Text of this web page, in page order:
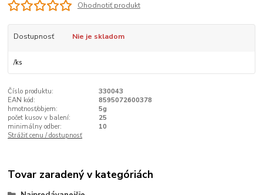
Ohodnotiť produkt
Dostupnosť Nie je skladom
/ks
Číslo produktu:
330043
EAN kód:
8595072600378
hmotnosť/objem:
5g
počet kusov v balení:
25
minimálny odber:
10
Strážiť cenu / dostupnosť
Tovar zaradený v kategóriách